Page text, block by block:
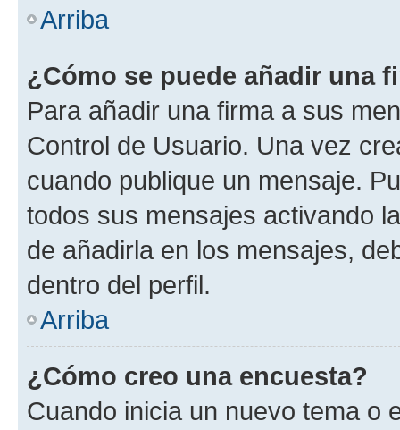
Arriba
¿Cómo se puede añadir una
Para añadir una firma a sus
Control de Usuario. Una vez
cuando publique un mensaje.
todos sus mensajes activando
de añadirla en los mensajes,
dentro del perfil.
Arriba
¿Cómo creo una encuesta?
Cuando inicia un nuevo tema o